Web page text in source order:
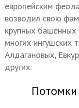
европейским
возводил свою
крупных башенных
многих ингушских
Алдагановых,
других.
Потомки